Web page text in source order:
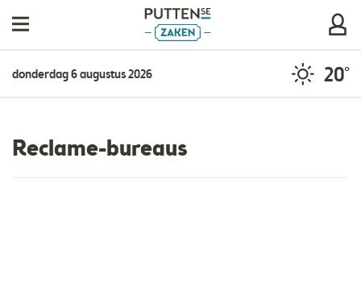
donderdag 6 augustus 2026 20°
Reclame-bureaus